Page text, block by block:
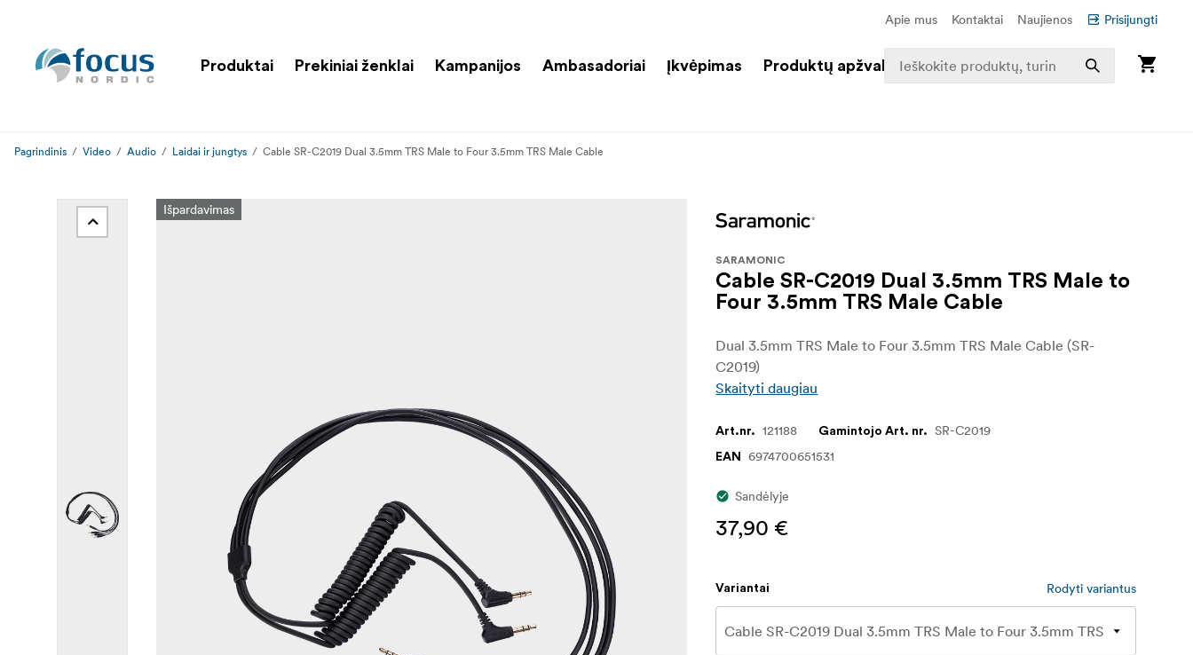
Apie mus Kontaktai Naujienos Prisijungti
Produktai Prekiniai ženklai Kampanijos Ambasadoriai Įkvėpimas Produktų apžvalga
Pagrindinis Video Audio Laidai ir jungtys Cable SR-C2019 Dual 3.5mm TRS Male to Four 3.5mm TRS Male Cable
Išpardavimas
SARAMONIC
Cable SR-C2019 Dual 3.5mm TRS Male to
Four 3.5mm TRS Male Cable
Dual 3.5mm TRS Male to Four 3.5mm TRS Male Cable (SR-
C2019)
Skaityti daugiau
Art.nr. 121188 Gamintojo Art. nr. SR-C2019
EAN 6974700651531
Sandėlyje
37,90 €
Variantai Rodyti variantus